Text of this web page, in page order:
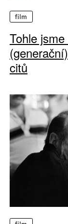
film
Tohle
citů